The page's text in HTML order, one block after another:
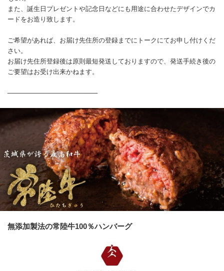
また、誕生日プレゼントや記念日などにも用途に合わせたデザインでカ
ードをお造り致します。
ご希望があれば、お届け先住所の登録までにトークにてお申し付けくだ
さい。
お届け先住所登録後は原則最短発送しておりますので、発送手続き後の
ご要望はお受け出来かねます。
────────────────────
無添加製法の常陸牛100％ハンバーグ